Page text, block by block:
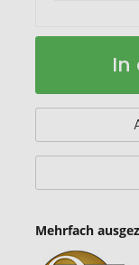
Schweizer
Taschenmesser
Card
Auf
In
Mehrfach